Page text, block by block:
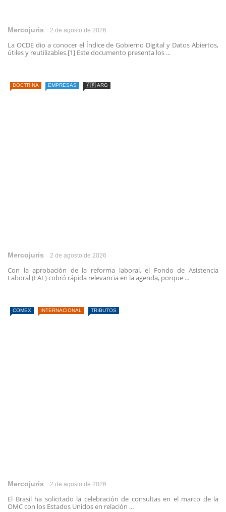
Mercojuris 2 de agosto de 2026
La OCDE dio a conocer el Índice de Gobierno Digital y Datos Abiertos,
útiles y reutilizables.[1] Este documento presenta los ...
DOCTRINA EMPRESAS 🇦🇷 ARG
Mercojuris 2 de agosto de 2026
Con la aprobación de la reforma laboral, el Fondo de Asistencia
Laboral (FAL) cobró rápida relevancia en la agenda, porque ...
COMEX INTERNACIONAL TRIBUTOS
Mercojuris 2 de agosto de 2026
El Brasil ha solicitado la celebración de consultas en el marco de la
OMC con los Estados Unidos en relación ...